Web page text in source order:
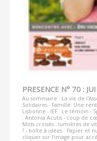
PRESENCE N° 70 :
Au sommaire : La vie de
Solidaires - Famille: Une
Lisbonne - IEF : Le témoin -
: Antonia Acutis - coup de
Mots croisés : lumières de
? - boîte à idées : Papier et
cliquer sur l'image pour